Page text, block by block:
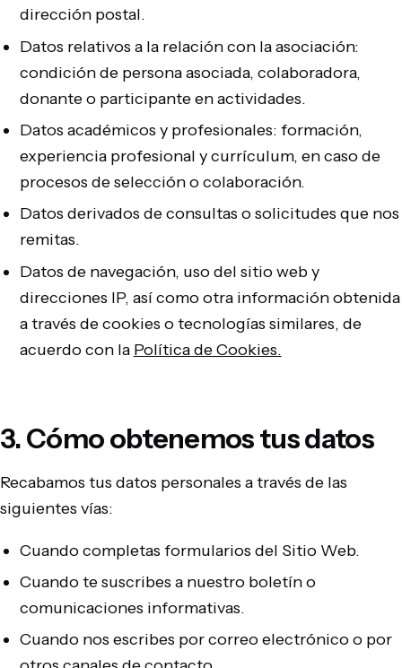
dirección postal.
Datos relativos a la relación con la asociación:
condición de persona asociada, colaboradora,
donante o participante en actividades.
Datos académicos y profesionales: formación,
experiencia profesional y currículum, en caso de
procesos de selección o colaboración.
Datos derivados de consultas o solicitudes que nos
remitas.
Datos de navegación, uso del sitio web y
direcciones IP, así como otra información obtenida
a través de cookies o tecnologías similares, de
acuerdo con la Política de Cookies.
3. Cómo obtenemos tus datos
Recabamos tus datos personales a través de las
siguientes vías:
Cuando completas formularios del Sitio Web.
Cuando te suscribes a nuestro boletín o
comunicaciones informativas.
Cuando nos escribes por correo electrónico o por